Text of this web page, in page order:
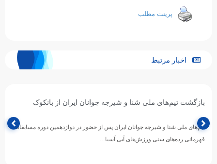
پرینت مطلب
اخبار مرتبط
بازگشت تیم‌های ملی شنا و شیرجه جوانان ایران از بانکوک
تیم‌های ملی شنا و شیرجه جوانان ایران پس از حضور در دوازدهمین دوره مسابقات
قهرمانی رده‌های سنی ورزش‌های آبی آسیا…